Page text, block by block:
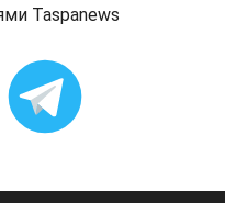
Taspanews